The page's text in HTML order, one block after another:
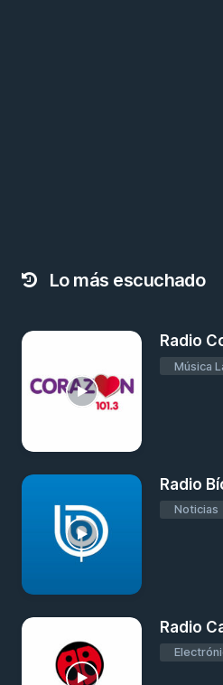
Lo más escuchado
Radio
Música
Radio
Noticias
Radio